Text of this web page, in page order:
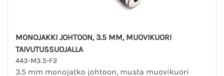
MONOJAKKI JOHTOON, 3.5 MM, MUOVIKUORI
TAIVUTUSSUOJALLA
443-M3.5-F2
3.5 mm monojatko johtoon, musta muovikuori